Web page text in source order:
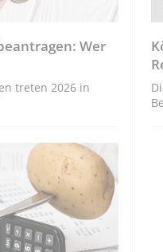
Wer
treten 2026 in